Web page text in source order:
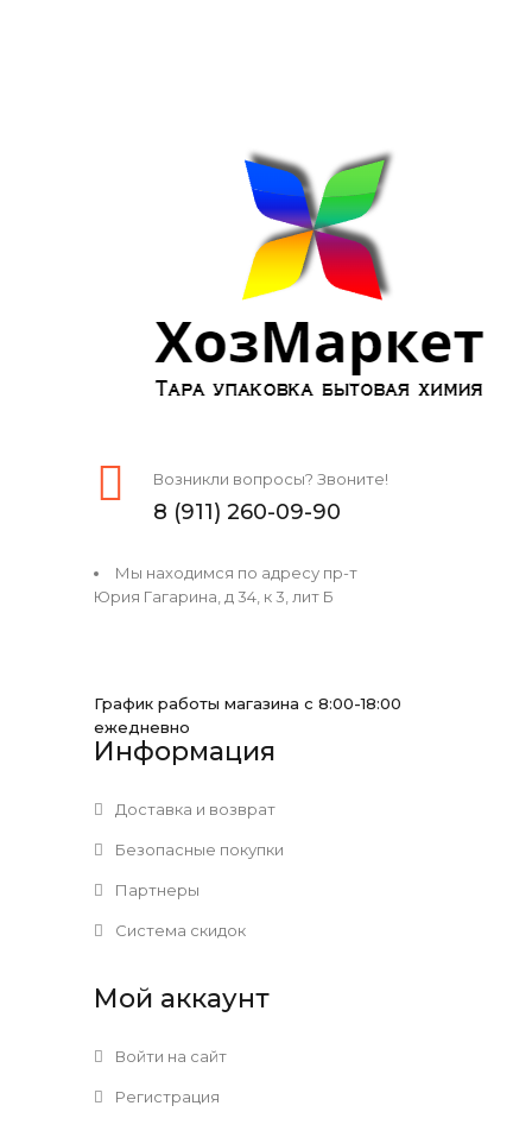
Возникли вопросы? Звоните!
8 (911) 260-09-90
Мы находимся по адресу пр-т
Юрия Гагарина, д 34, к 3, лит Б
График работы магазина с 8:00-18:00
ежедневно
Информация
Доставка и возврат
Безопасные покупки
Партнеры
Система скидок
Мой аккаунт
Войти на сайт
Регистрация